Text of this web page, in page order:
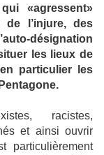
«agressent»
de l’injure, des
désignation
les lieux de
particulier les
racistes,
et ainsi ouvrir
particulièrement